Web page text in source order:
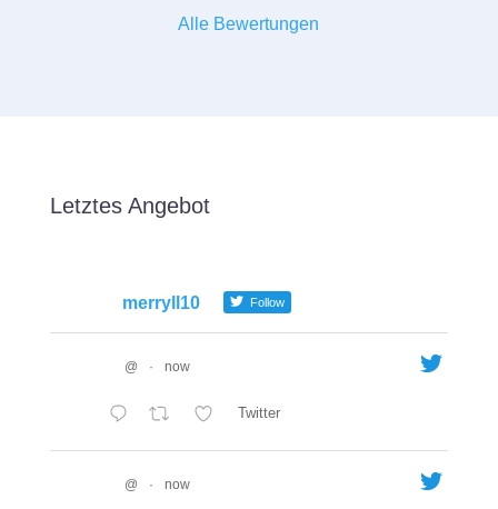
Alle Bewertungen
Letztes Angebot
merryll10 Follow
@ · now
Twitter
@ · now